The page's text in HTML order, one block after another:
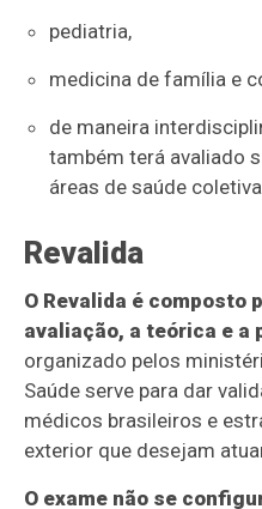
pediatria,
medicina de família e
de maneira
também terá avaliado
áreas de saúde
Revalida
O Revalida é composto
avaliação, a teórica e a
organizado pelos
Saúde serve para dar
médicos brasileiros e
exterior que desejam
O exame não se